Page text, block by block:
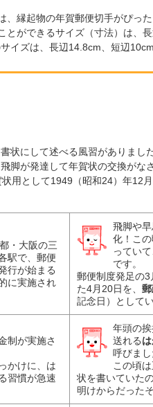
縁起物の年賀郵便切手がぴった
とができるサイズ（寸法）は、
イズは、長辺14.8cm、短辺10cm
状にして述べる風習がありまし
脚が発達して年賀状の交換がな
用として1949（昭和24）年12
・大阪の三
駅で、郵便
行が始まる
に実施され
飛脚や
化！こ
ってい
です。
郵便制度発足の3
た4月20日を、 郵
記念日）としてい
制が実施さ
かけに、は
習慣が急速
年頭の
送れる
呼びまし
この頃
状を書いていた
明けからだった